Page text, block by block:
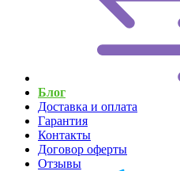
Блог
Доставка и оплата
Гарантия
Контакты
Договор оферты
Отзывы